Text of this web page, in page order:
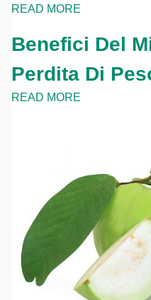
READ MORE
Benefici Del
Perdita Di
READ MORE